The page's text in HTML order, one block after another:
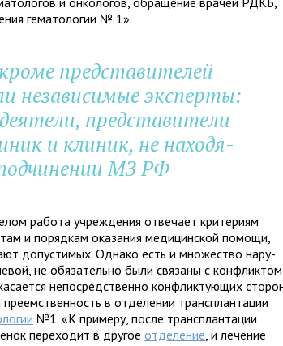
гема­тологии № 1».
пред­ста­ви­те­лей
неза­ви­си­мые экс­перты:
пред­ста­ви­тели
и кли­ник, не нахо­дя­
МЗ РФ
работа учре­жде­ния отве­чает кри­те­риям
и поряд­кам ока­за­ния меди­цин­ской помощи,
допу­сти­мых. Однако есть и мно­же­ство нару­
не обя­за­тельно были свя­заны с
непо­сред­ственно кон­флик­ту­ю­щих
в отде­ле­нии транс­план­та­ции
№1. «К при­меру, после транс­план­та­ции
пере­хо­дит в дру­гоеотде­ле­ние, и лече­ние